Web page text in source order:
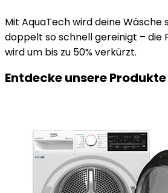
Mit AquaTech wird deine Wäsche
doppelt so schnell gereinigt – die
wird um bis zu 50% verkürzt.
Entdecke unsere Produkte